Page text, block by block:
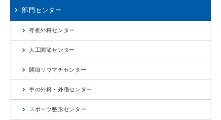
部門センター
脊椎外科センター
人工関節センター
関節リウマチセンター
手の外科・外傷センター
スポーツ整形センター